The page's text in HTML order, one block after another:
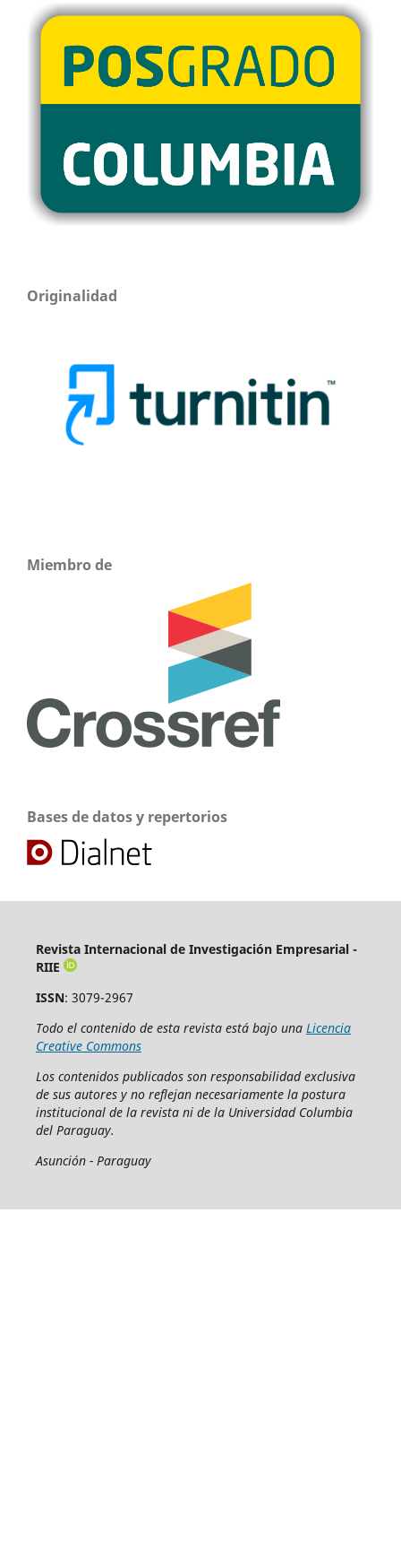
Originalidad
Miembro de
Bases de datos y repertorios
Revista Internacional de Investigación Empresarial -
RIIE
ISSN: 3079-2967
Todo el contenido de esta revista está bajo una Licencia
Creative Commons
Los contenidos publicados son responsabilidad exclusiva
de sus autores y no reflejan necesariamente la postura
institucional de la revista ni de la Universidad Columbia
del Paraguay.
Asunción - Paraguay